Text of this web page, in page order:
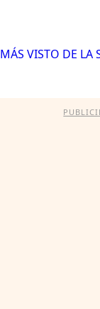
VISTO DE LA